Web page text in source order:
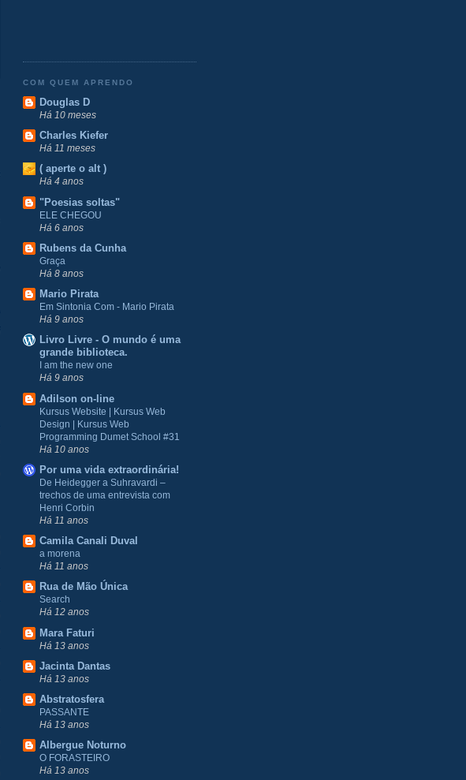
COM QUEM APRENDO
Douglas D
Há 10 meses
Charles Kiefer
Há 11 meses
( aperte o alt )
Há 4 anos
"Poesias soltas"
ELE CHEGOU
Há 6 anos
Rubens da Cunha
Graça
Há 8 anos
Mario Pirata
Em Sintonia Com - Mario Pirata
Há 9 anos
Livro Livre - O mundo é uma
grande biblioteca.
I am the new one
Há 9 anos
Adilson on-line
Kursus Website | Kursus Web
Design | Kursus Web
Programming Dumet School #31
Há 10 anos
Por uma vida extraordinária!
De Heidegger a Suhravardi –
trechos de uma entrevista com
Henri Corbin
Há 11 anos
Camila Canali Duval
a morena
Há 11 anos
Rua de Mão Única
Search
Há 12 anos
Mara Faturi
Há 13 anos
Jacinta Dantas
Há 13 anos
Abstratosfera
PASSANTE
Há 13 anos
Albergue Noturno
O FORASTEIRO
Há 13 anos